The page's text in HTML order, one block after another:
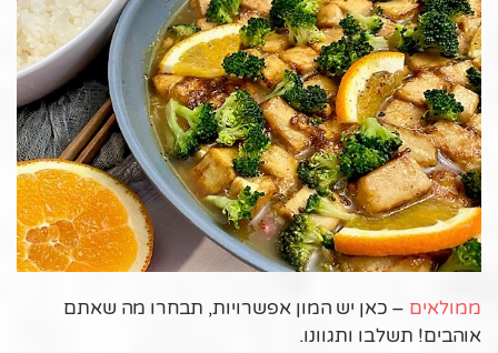
ממולאים – כאן יש המון אפשרויות, תבחרו מה שאתם
אוהבים! תשלבו ותגוונו.